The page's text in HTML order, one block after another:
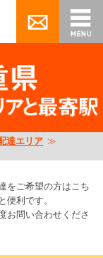
達エリア ≫
をご希望の方はこち
便利です。
お問い合わせくださ